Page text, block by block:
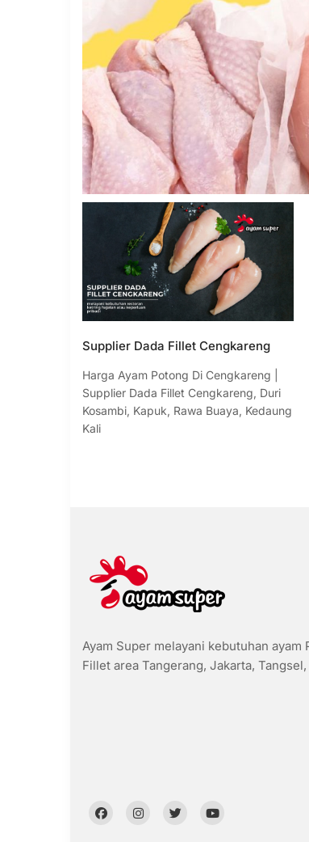
Supplier Dada Fillet Cengkareng
Harga Ayam Potong Di Cengkareng |
Supplier Dada Fillet Cengkareng, Duri
Kosambi, Kapuk, Rawa Buaya, Kedaung
Kali
Ayam Super melayani kebutuhan ayam
Fillet area Tangerang, Jakarta,